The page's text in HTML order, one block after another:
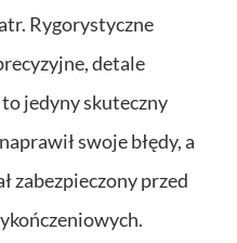
Rygorystyczne
detale
jedyny skuteczny
swoje błędy, a
zabezpieczony przed